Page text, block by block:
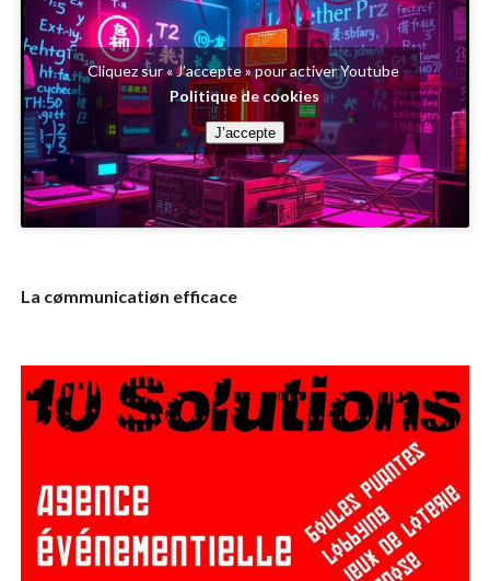
Cliquez sur « J’accepte » pour activer Youtube
Politique de cookies
J’accepte
La cømmunicatiøn efficace